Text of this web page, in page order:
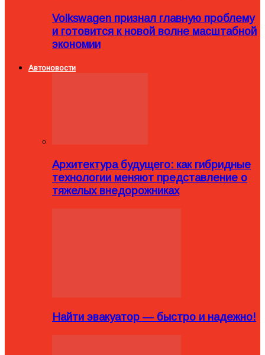
Volkswagen признал главную проблему
и готовится к новой волне масштабной
экономии
Автоновости
Архитектура будущего: как гибридные
технологии меняют представление о
тяжелых внедорожниках
Найти эвакуатор — быстро и надежно!